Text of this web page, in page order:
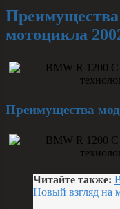
Преимущества
мотоцикла
Преимущества
Читайте также:
Новый взгляд на